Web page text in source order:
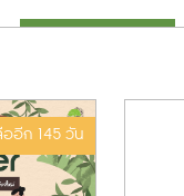
ออีก 145 วัน